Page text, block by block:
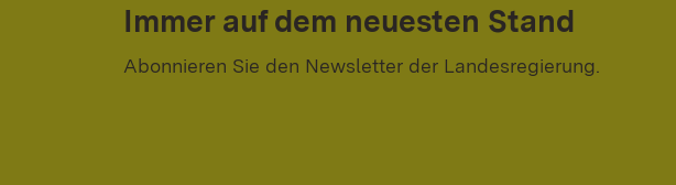
Immer auf dem neuesten Stand
Abonnieren Sie den Newsletter der Landesregierung.